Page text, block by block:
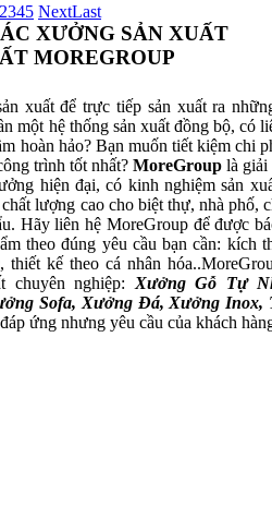
2345 NextLast
XƯỞNG SẢN XUẤT
MOREGROUP
xuất để trực tiếp sản xuất ra
một hệ thống sản xuất đồng bộ, có
hoàn hảo? Bạn muốn tiết kiệm chi
trình tốt nhất? MoreGroup là giải
hiện đại, có kinh nghiệm sản
lượng cao cho biệt thự, nhà phố,
Hãy liên hệ MoreGroup để được
theo đúng yêu cầu bạn cần: kích
thiết kế theo cá nhân
chuyên nghiệp: Xưởng Gỗ Tự
Sofa, Xưởng Đá, Xưởng Inox,
ứng nhưng yêu cầu của khách